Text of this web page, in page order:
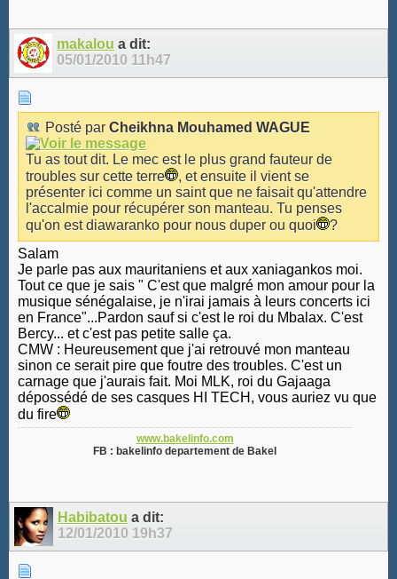
makalou a dit:
05/01/2010 11h47
Posté par Cheikhna Mouhamed WAGUE
Tu as tout dit. Le mec est le plus grand fauteur de
troubles sur cette terre
, et ensuite il vient se
présenter ici comme un saint que ne faisait qu'attendre
l'accalmie pour récupérer son manteau. Tu penses
qu'on est diawaranko pour nous duper ou quoi
?
Salam
Je parle pas aux mauritaniens et aux xaniagankos moi.
Tout ce que je sais " C'est que malgré mon amour pour la
musique sénégalaise, je n'irai jamais à leurs concerts ici
en France"...Pardon sauf si c'est le roi du Mbalax. C'est
Bercy... et c'est pas petite salle ça.
CMW : Heureusement que j'ai retrouvé mon manteau
sinon ce serait pire que foutre des troubles. C'est un
carnage que j'aurais fait. Moi MLK, roi du Gajaaga
dépossédé de ses casques HI TECH, vous auriez vu que
du fire
www.bakelinfo.com
FB : bakelinfo departement de Bakel
Habibatou a dit:
12/01/2010 19h37